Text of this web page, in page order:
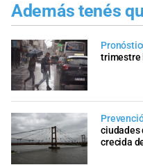
Además tenés
trimestre
ciudades
crecida